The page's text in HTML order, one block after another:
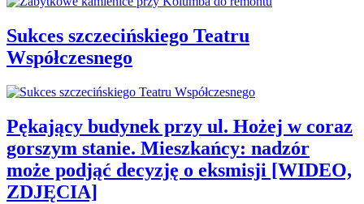
Sukces szczecińskiego Teatru
Współczesnego
Pękający budynek przy ul. Hożej w coraz
gorszym stanie. Mieszkańcy: nadzór
może podjąć decyzję o eksmisji [WIDEO,
ZDJĘCIA]